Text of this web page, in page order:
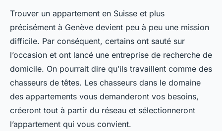
Trouver un appartement en Suisse et plus
précisément à Genève devient peu à peu une mission
difficile. Par conséquent, certains ont sauté sur
l’occasion et ont lancé une entreprise de recherche de
domicile. On pourrait dire qu’ils travaillent comme des
chasseurs de têtes. Les chasseurs dans le domaine
des appartements vous demanderont vos besoins,
créeront tout à partir du réseau et sélectionneront
l’appartement qui vous convient.